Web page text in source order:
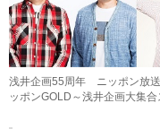
浅井企画55周年 ニッポン放
ッポンGOLD～浅井企画大集合